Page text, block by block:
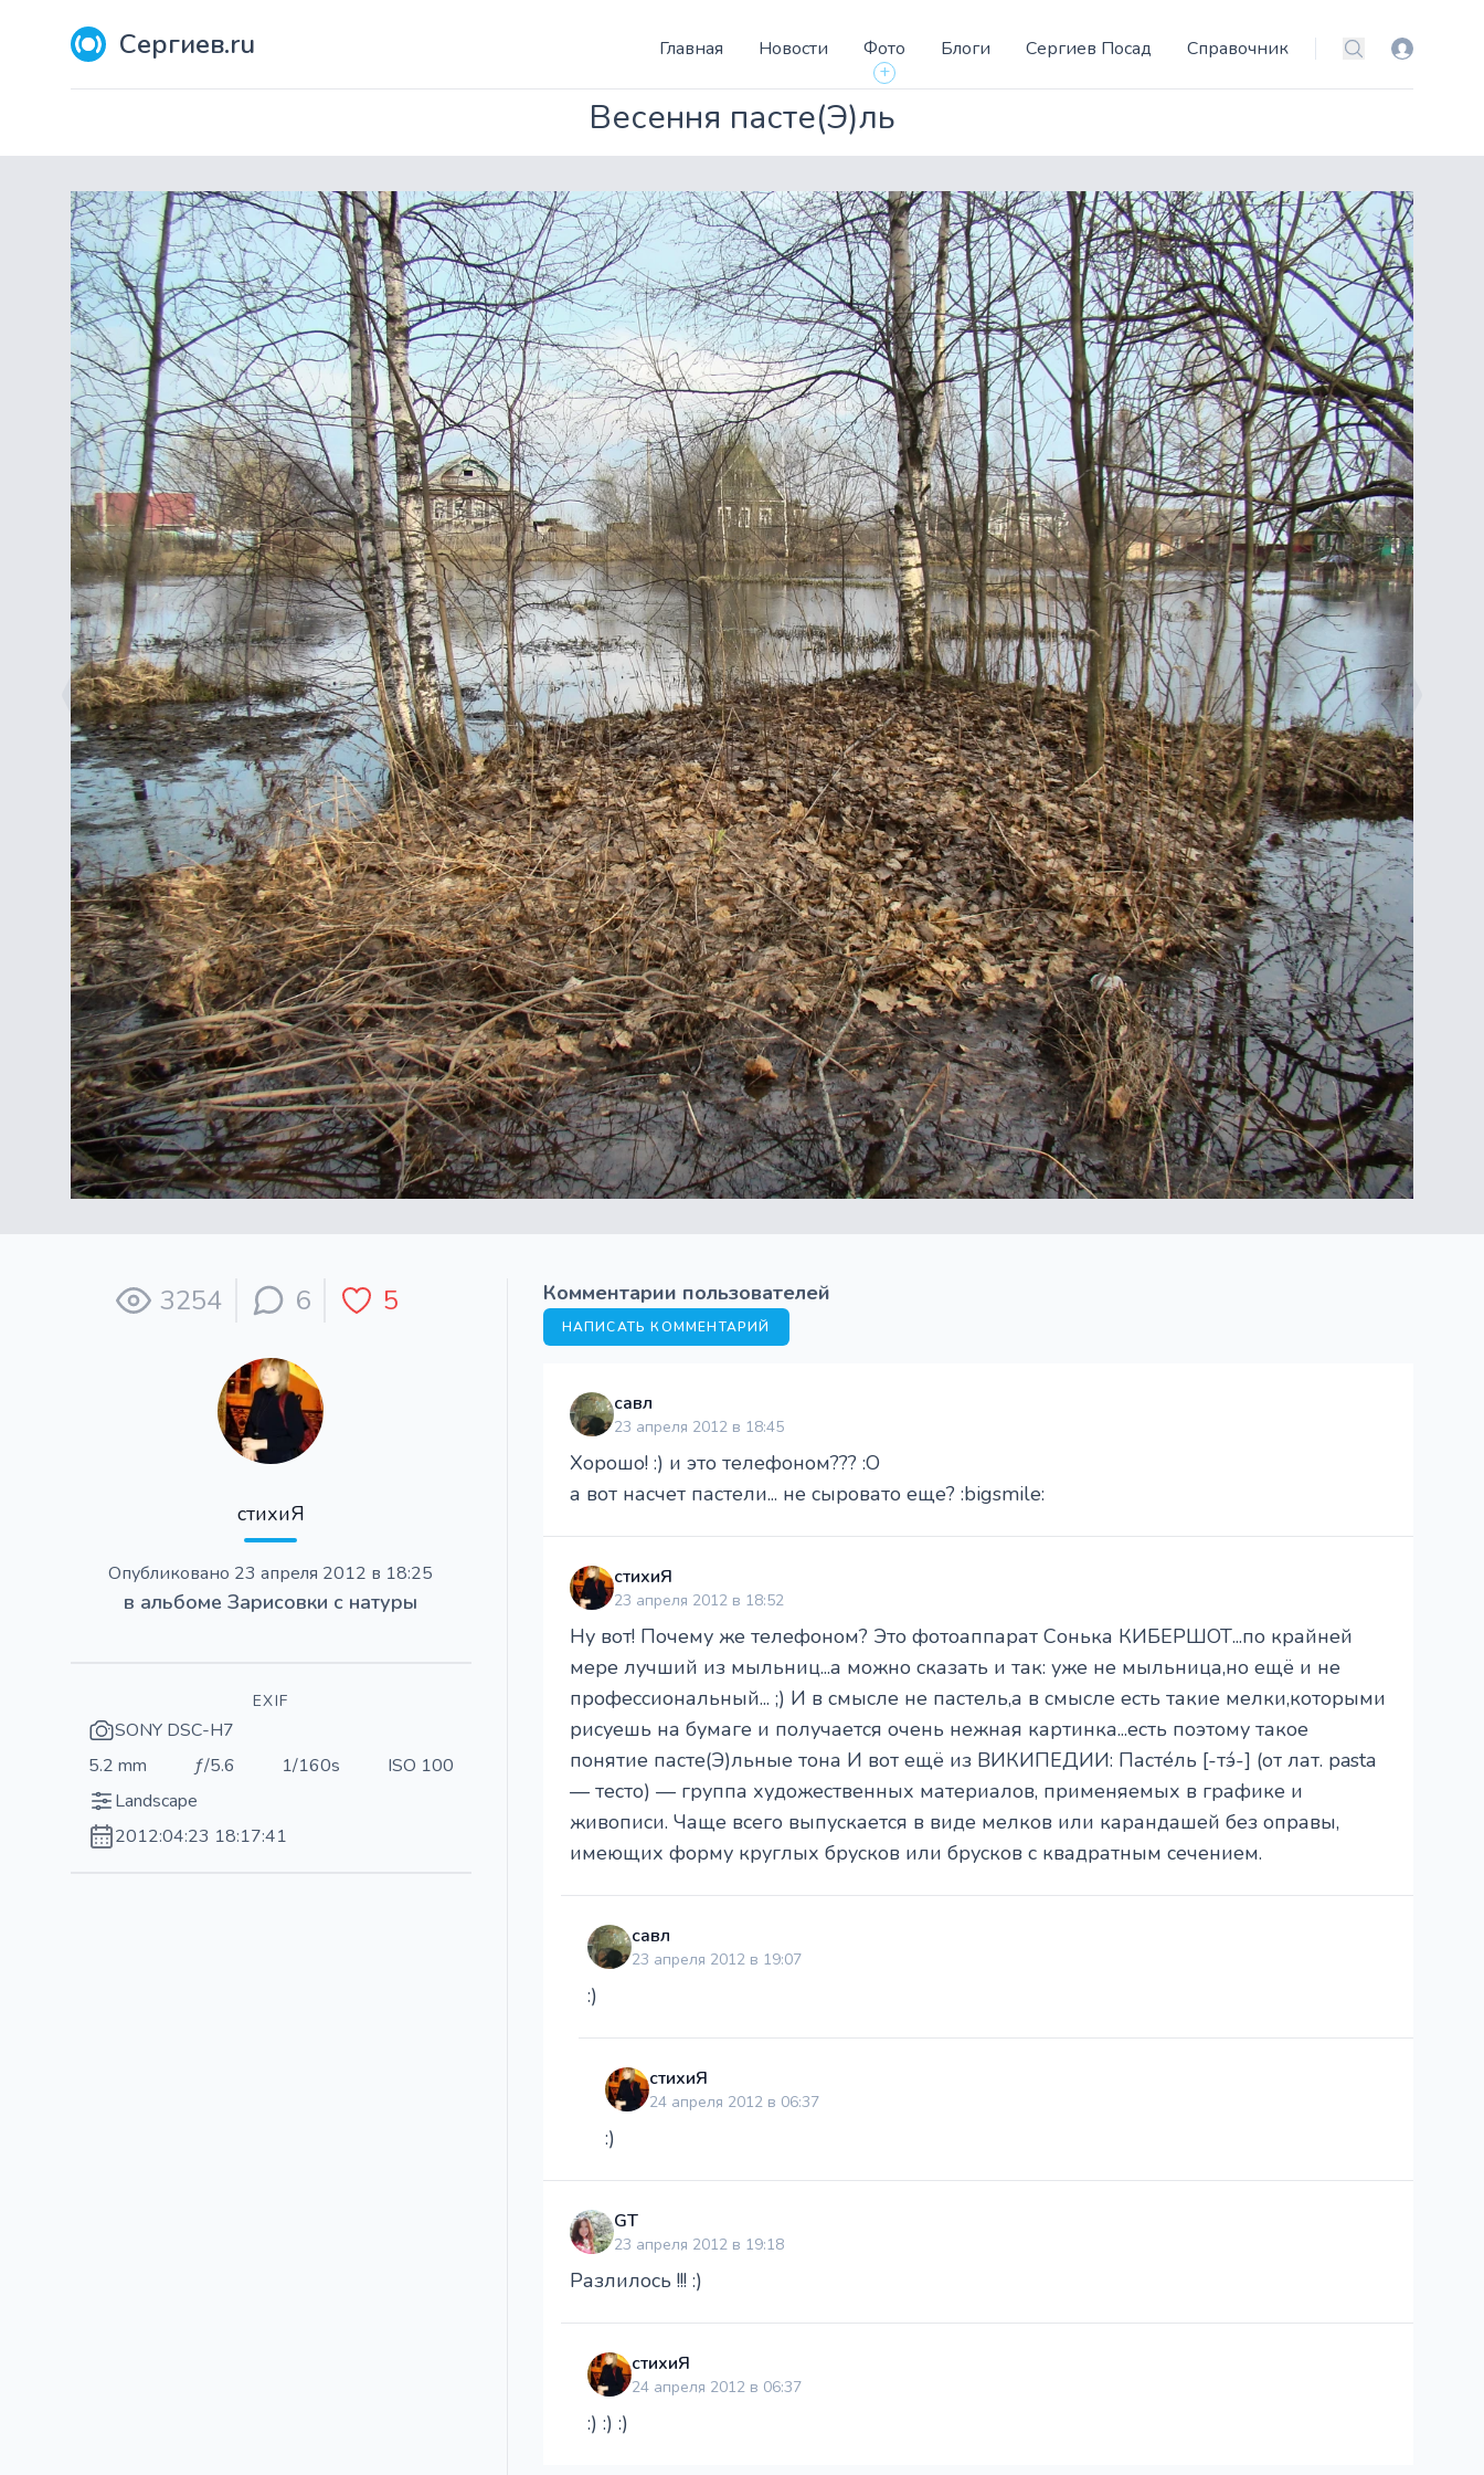
Сергиев.ru Главная Новости
Фото
+
Блоги Сергиев Посад Справочник Поиск Вход
Весення пасте(Э)ль
3254 6 5
стихиЯ
Опубликовано 23 апреля 2012 в 18:25
в альбомеЗарисовки с натуры
EXIF
SONY DSC-H7
5.2 mm
ƒ/5.6 1/160s
ISO 100
Landscape
2012:04:23 18:17:41
Комментарии пользователей
НАПИСАТЬ КОММЕНТАРИЙ
савл
23 апреля 2012 в 18:45
Хорошо! :) и это телефоном??? :O
а вот насчет пастели... не сыровато еще? :bigsmile:
стихиЯ
23 апреля 2012 в 18:52
Ну вот! Почему же телефоном? Это фотоаппарат Сонька КИБЕРШОТ...по крайней
мере лучший из мыльниц...а можно сказать и так: уже не мыльница,но ещё и не
профессиональный... ;) И в смысле не пастель,а в смысле есть такие мелки,которыми
рисуешь на бумаге и получается очень нежная картинка...есть поэтому такое
понятие пасте(Э)льные тона И вот ещё из ВИКИПЕДИИ: Пасте́ль [-тэ́-] (от лат. pasta
— тесто) — группа художественных материалов, применяемых в графике и
живописи. Чаще всего выпускается в виде мелков или карандашей без оправы,
имеющих форму круглых брусков или брусков с квадратным сечением.
савл
23 апреля 2012 в 19:07
:)
стихиЯ
24 апреля 2012 в 06:37
:)
GT
23 апреля 2012 в 19:18
Разлилось !!! :)
стихиЯ
24 апреля 2012 в 06:37
:) :) :)